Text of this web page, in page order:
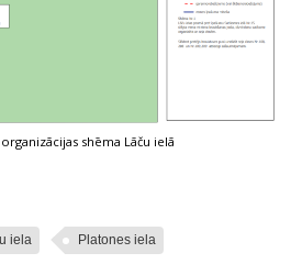
shēma Lāču ielā
iela Platones iela